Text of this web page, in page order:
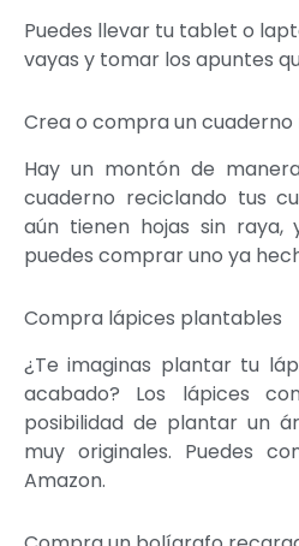
Puedes llevar tu tablet o
vayas y tomar los apuntes
Crea o compra un
Hay un montón de
cuaderno reciclando tus
aún tienen hojas sin raya,
puedes comprar uno ya
Compra lápices plantables
¿Te imaginas plantar tu
acabado? Los lápices
posibilidad de plantar un
muy originales. Puedes
Amazon.